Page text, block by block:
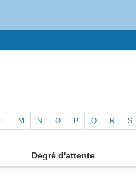
L M N O P Q R S
Degré d'attente